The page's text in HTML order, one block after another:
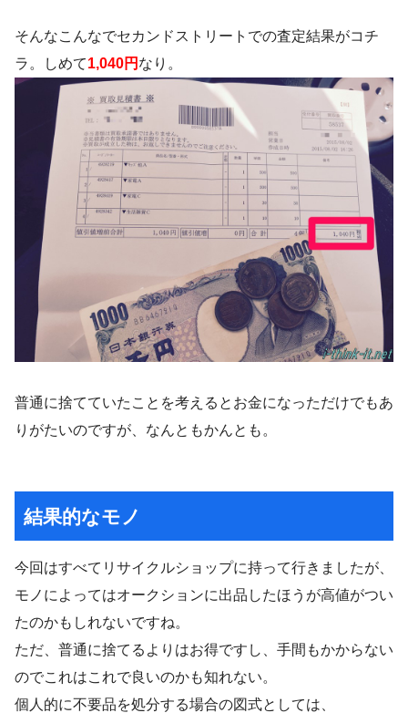
そんなこんなでセカンドストリートでの査定結果がコチ
ラ。しめて1,040円 なり。
普通に捨てていたことを考えるとお金になっただけでもあ
りがたいのですが、なんともかんとも。
結果的なモノ
今回はすべてリサイクルショップに持って行きましたが、
モノによってはオークションに出品したほうが高値がつい
たのかもしれないですね。
ただ、普通に捨てるよりはお得ですし、手間もかからない
のでこれはこれで良いのかも知れない。
個人的に不要品を処分する場合の図式としては、